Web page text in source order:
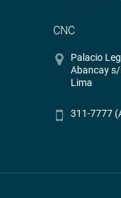
CNC
Palacio
Abancay
Lima
311-7777